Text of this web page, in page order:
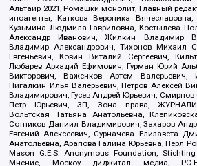
Альтаир 2021, Ромашки монолит, Главный
иноагенты, Каткова Вероника
Кузьмина Людмила Гавриловна, Костылева
Александр Иванович, Жилкин Владимир
Владимир Александрович, Тихонов Михаил
Евгеньевич, Ковин Виталий Сергеевич,
Любарев Аркадий Ефимович, Гурман Юрий
Викторович, Важенков Артем Валерьевич,
Пигалкин Илья Валерьевич, Петров Алексей
Владимирович, Гусев Андрей Юрьевич, Смирнов
Петр Юрьевич, ЗП, Зона права,
Вольтская Татьяна Анатольевна,
Сотников Даниил Владимирович, Захаров
Евгений Алексеевич, Сурначева Елизавета
Анатольевна, Арапова Галина Юрьевна, Перл
Mason G.E.S. Anonymous Foundation,
Мнение, Москоу диджитал медиа, РС-